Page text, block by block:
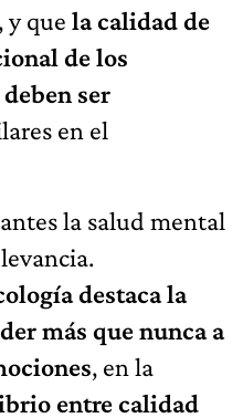
y que la calidad de
de los
ser
en el
la salud mental
destaca la
más que nunca a
, en la
entre calidad